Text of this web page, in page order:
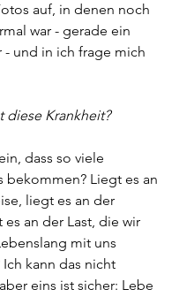
auf, in denen noch
war - gerade ein
- und in ich frage mich
diese Krankheit?
dass so viele
bekommen? Liegt es an
liegt es an der
an der Last, die wir
mit uns
kann das nicht
eins ist sicher: Lebe